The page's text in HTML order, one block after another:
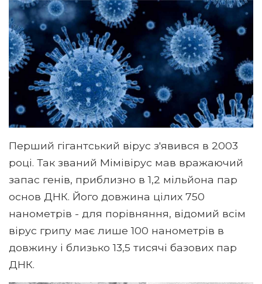
Перший гігантський вірус з'явився в 2003
році. Так званий Мімівірус мав вражаючий
запас генів, приблизно в 1,2 мільйона пар
основ ДНК. Його довжина цілих 750
нанометрів - для порівняння, відомий всім
вірус грипу має лише 100 нанометрів в
довжину і близько 13,5 тисячі базових пар
ДНК.